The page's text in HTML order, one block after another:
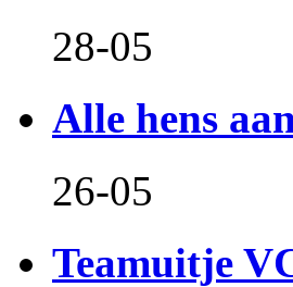
28-05
Alle hens
26-05
Teamuitje